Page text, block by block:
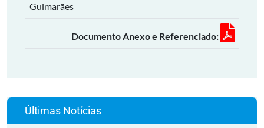
Guimarães
Documento Anexo e Referenciado:
Últimas Notícias